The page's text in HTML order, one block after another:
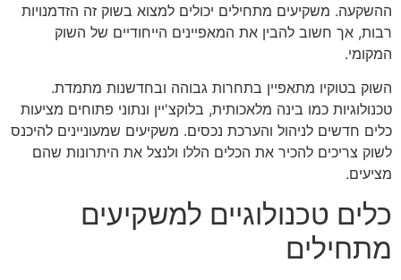
ההשקעה. משקיעים מתחילים יכולים למצוא בשוק זה הזדמנויות
רבות, אך חשוב להבין את המאפיינים הייחודיים של השוק
המקומי.
השוק בטוקיו מתאפיין בתחרות גבוהה ובחדשנות מתמדת.
טכנולוגיות כמו בינה מלאכותית, בלוקצ'יין ונתוני פתוחים מציעות
כלים חדשים לניהול והערכת נכסים. משקיעים שמעוניינים להיכנס
לשוק צריכים להכיר את הכלים הללו ולנצל את היתרונות שהם
מציעים.
כלים טכנולוגיים למשקיעים
מתחילים